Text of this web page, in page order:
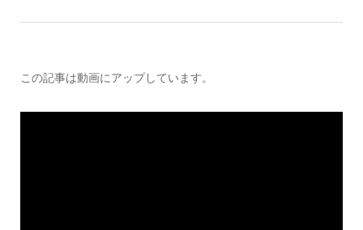
この記事は動画にアップしています。